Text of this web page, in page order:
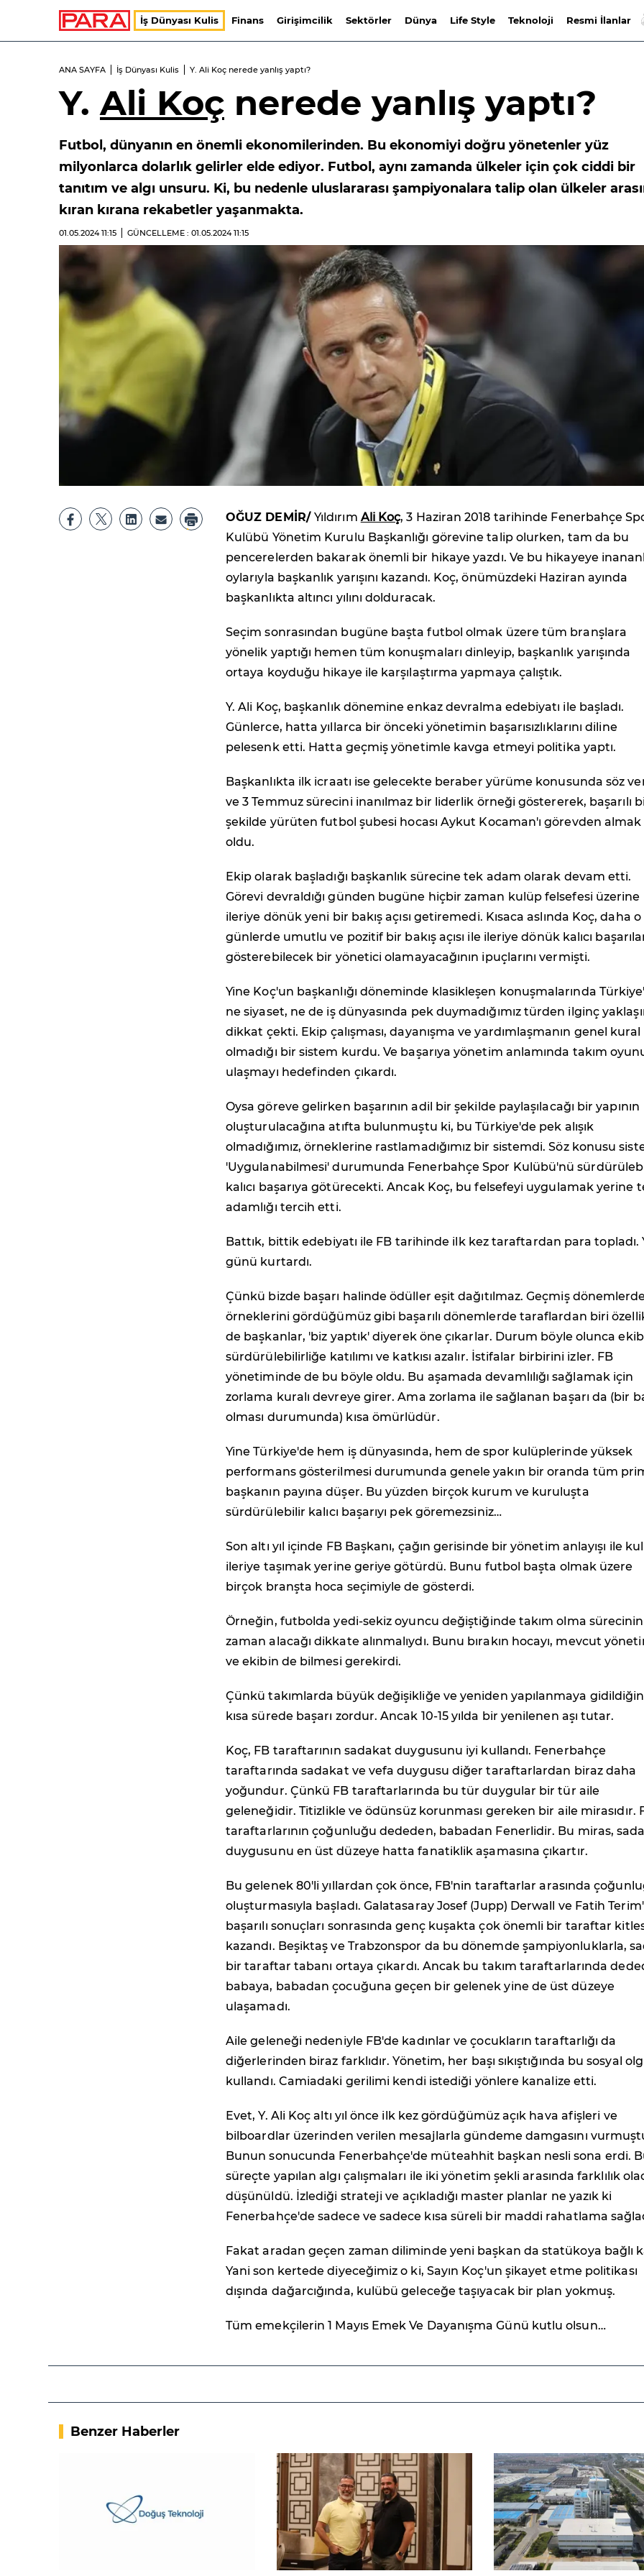
İş Dünyası Kulis Finans Girişimcilik Sektörler Dünya Life Style Teknoloji Resmi İlanlar
ANA SAYFA İş Dünyası Kulis Y. Ali Koç nerede yanlış yaptı?
Y.Ali Koç nerede yanlış yaptı?
Futbol, dünyanın en önemli ekonomilerinden. Bu ekonomiyi doğru yönetenler yüz
milyonlarca dolarlık gelirler elde ediyor. Futbol, aynı zamanda ülkeler için çok ciddi bir
tanıtım ve algı unsuru. Ki, bu nedenle uluslararası şampiyonalara talip olan ülkeler
kıran kırana rekabetler yaşanmakta.
01.05.202411:15 GÜNCELLEME : 01.05.202411:15
OĞUZ DEMİR/ Yıldırım Ali Koç, 3 Haziran 2018 tarihinde Fenerbahçe
Kulübü Yönetim Kurulu Başkanlığı görevine talip olurken, tam da bu
pencerelerden bakarak önemli bir hikaye yazdı. Ve bu hikayeye
oylarıyla başkanlık yarışını kazandı. Koç, önümüzdeki Haziran ayında
başkanlıkta altıncı yılını dolduracak.
Seçim sonrasından bugüne başta futbol olmak üzere tüm branşlara
yönelik yaptığı hemen tüm konuşmaları dinleyip, başkanlık yarışında
ortaya koyduğu hikaye ile karşılaştırma yapmaya çalıştık.
Y. Ali Koç, başkanlık dönemine enkaz devralma edebiyatı ile başladı.
Günlerce, hatta yıllarca bir önceki yönetimin başarısızlıklarını diline
pelesenk etti. Hatta geçmiş yönetimle kavga etmeyi politika yaptı.
Başkanlıkta ilk icraatı ise gelecekte beraber yürüme konusunda söz
ve 3 Temmuz sürecini inanılmaz bir liderlik örneği göstererek, başarılı
şekilde yürüten futbol şubesi hocası Aykut Kocaman'ı görevden almak
oldu.
Ekip olarak başladığı başkanlık sürecine tek adam olarak devam etti.
Görevi devraldığı günden bugüne hiçbir zaman kulüp felsefesi üzerine
ileriye dönük yeni bir bakış açısı getiremedi. Kısaca aslında Koç, daha o
günlerde umutlu ve pozitif bir bakış açısı ile ileriye dönük kalıcı
gösterebilecek bir yönetici olamayacağının ipuçlarını vermişti.
Yine Koç'un başkanlığı döneminde klasikleşen konuşmalarında
ne siyaset, ne de iş dünyasında pek duymadığımız türden ilginç
dikkat çekti. Ekip çalışması, dayanışma ve yardımlaşmanın genel kural
olmadığı bir sistem kurdu. Ve başarıya yönetim anlamında takım
ulaşmayı hedefinden çıkardı.
Oysa göreve gelirken başarının adil bir şekilde paylaşılacağı bir yapının
oluşturulacağına atıfta bulunmuştu ki, bu Türkiye'de pek alışık
olmadığımız, örneklerine rastlamadığımız bir sistemdi. Söz konusu
'Uygulanabilmesi' durumunda Fenerbahçe Spor Kulübü'nü
kalıcı başarıya götürecekti. Ancak Koç, bu felsefeyi uygulamak yerine
adamlığı tercih etti.
Battık, bittik edebiyatı ile FB tarihinde ilk kez taraftardan para topladı.
günü kurtardı.
Çünkü bizde başarı halinde ödüller eşit dağıtılmaz. Geçmiş dönemlerde
örneklerini gördüğümüz gibi başarılı dönemlerde taraflardan biri
de başkanlar, 'biz yaptık' diyerek öne çıkarlar. Durum böyle olunca
sürdürülebilirliğe katılımı ve katkısı azalır. İstifalar birbirini izler. FB
yönetiminde de bu böyle oldu. Bu aşamada devamlılığı sağlamak için
zorlama kuralı devreye girer. Ama zorlama ile sağlanan başarı da (bir
olması durumunda) kısa ömürlüdür.
Yine Türkiye'de hem iş dünyasında, hem de spor kulüplerinde yüksek
performans gösterilmesi durumunda genele yakın bir oranda tüm
başkanın payına düşer. Bu yüzden birçok kurum ve kuruluşta
sürdürülebilir kalıcı başarıyı pek göremezsiniz…
Son altı yıl içinde FB Başkanı, çağın gerisinde bir yönetim anlayışı ile
ileriye taşımak yerine geriye götürdü. Bunu futbol başta olmak üzere
birçok branşta hoca seçimiyle de gösterdi.
Örneğin, futbolda yedi-sekiz oyuncu değiştiğinde takım olma sürecinin
zaman alacağı dikkate alınmalıydı. Bunu bırakın hocayı, mevcut
ve ekibin de bilmesi gerekirdi.
Çünkü takımlarda büyük değişikliğe ve yeniden yapılanmaya
kısa sürede başarı zordur. Ancak 10-15 yılda bir yenilenen aşı tutar.
Koç, FB taraftarının sadakat duygusunu iyi kullandı. Fenerbahçe
taraftarında sadakat ve vefa duygusu diğer taraftarlardan biraz daha
yoğundur. Çünkü FB taraftarlarında bu tür duygular bir tür aile
geleneğidir. Titizlikle ve ödünsüz korunması gereken bir aile mirasıdır.
taraftarlarının çoğunluğu dededen, babadan Fenerlidir. Bu miras,
duygusunu en üst düzeye hatta fanatiklik aşamasına çıkartır.
Bu gelenek 80'li yıllardan çok önce, FB'nin taraftarlar arasında
oluşturmasıyla başladı. Galatasaray Josef (Jupp) Derwall ve Fatih
başarılı sonuçları sonrasında genç kuşakta çok önemli bir taraftar
kazandı. Beşiktaş ve Trabzonspor da bu dönemde şampiyonluklarla,
bir taraftar tabanı ortaya çıkardı. Ancak bu takım taraftarlarında
babaya, babadan çocuğuna geçen bir gelenek yine de üst düzeye
ulaşamadı.
Aile geleneği nedeniyle FB'de kadınlar ve çocukların taraftarlığı da
diğerlerinden biraz farklıdır. Yönetim, her başı sıkıştığında bu sosyal
kullandı. Camiadaki gerilimi kendi istediği yönlere kanalize etti.
Evet, Y. Ali Koç altı yıl önce ilk kez gördüğümüz açık hava afişleri ve
bilboardlar üzerinden verilen mesajlarla gündeme damgasını
Bunun sonucunda Fenerbahçe'de müteahhit başkan nesli sona erdi.
süreçte yapılan algı çalışmaları ile iki yönetim şekli arasında farklılık
düşünüldü. İzlediği strateji ve açıkladığı master planlar ne yazık ki
Fenerbahçe'de sadece ve sadece kısa süreli bir maddi rahatlama
Fakat aradan geçen zaman diliminde yeni başkan da statükoya bağlı
Yani son kertede diyeceğimiz o ki, Sayın Koç'un şikayet etme politikası
dışında dağarcığında, kulübü geleceğe taşıyacak bir plan yokmuş.
Tüm emekçilerin 1 Mayıs Emek Ve Dayanışma Günü kutlu olsun…
Benzer Haberler